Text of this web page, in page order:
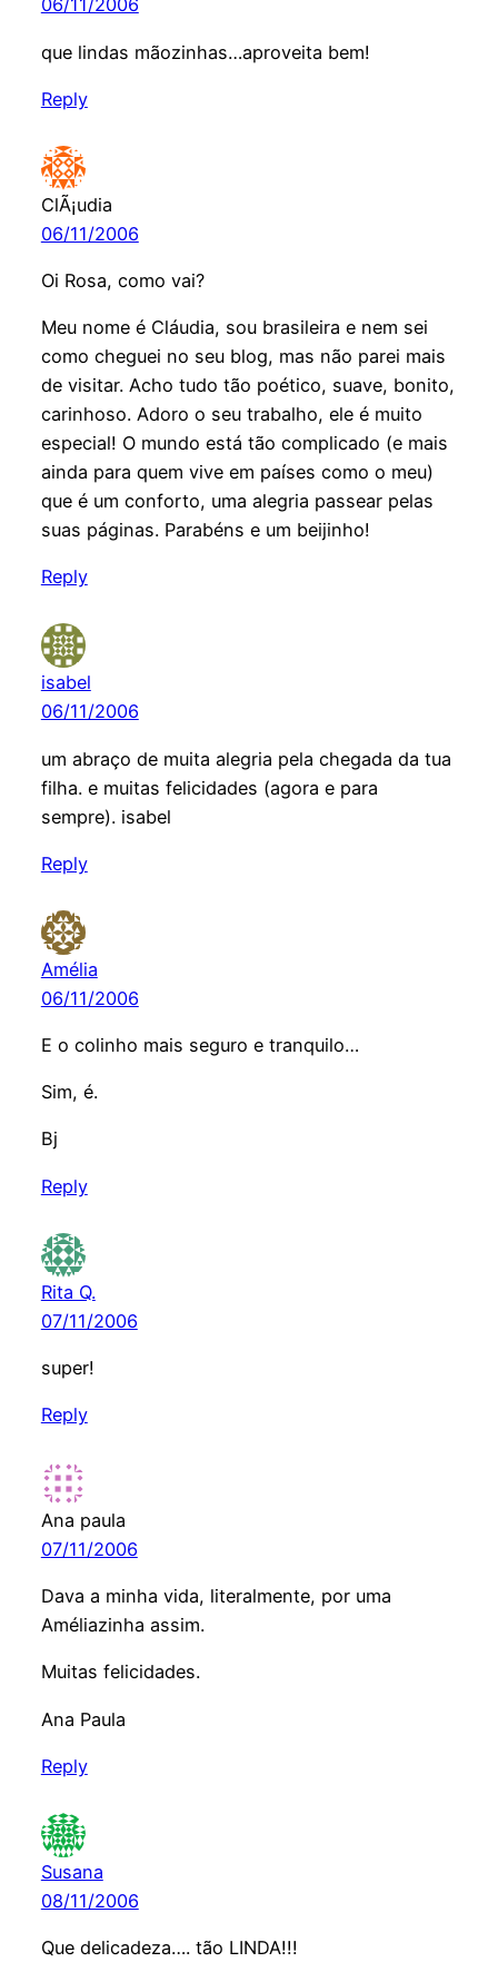
06/11/2006
que lindas mãozinhas…aproveita bem!
Reply
ClÃ¡udia
06/11/2006
Oi Rosa, como vai?
Meu nome é Cláudia, sou brasileira e nem sei
como cheguei no seu blog, mas não parei mais
de visitar. Acho tudo tão poético, suave, bonito,
carinhoso. Adoro o seu trabalho, ele é muito
especial! O mundo está tão complicado (e mais
ainda para quem vive em países como o meu)
que é um conforto, uma alegria passear pelas
suas páginas. Parabéns e um beijinho!
Reply
isabel
06/11/2006
um abraço de muita alegria pela chegada da tua
filha. e muitas felicidades (agora e para
sempre). isabel
Reply
Amélia
06/11/2006
E o colinho mais seguro e tranquilo…
Sim, é.
Bj
Reply
Rita Q.
07/11/2006
super!
Reply
Ana paula
07/11/2006
Dava a minha vida, literalmente, por uma
Améliazinha assim.
Muitas felicidades.
Ana Paula
Reply
Susana
08/11/2006
Que delicadeza…. tão LINDA!!!